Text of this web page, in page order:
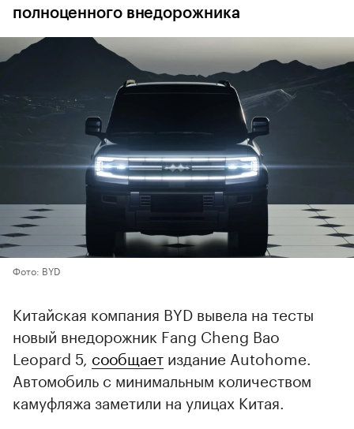
полноценного внедорожника
Фото: BYD
Китайская компания BYD вывела на тесты
новый внедорожник Fang Cheng Bao
Leopard 5, сообщает издание Autohome.
Автомобиль с минимальным количеством
камуфляжа заметили на улицах Китая.